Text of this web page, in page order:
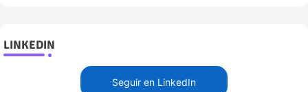
LINKEDIN
Seguir en LinkedIn